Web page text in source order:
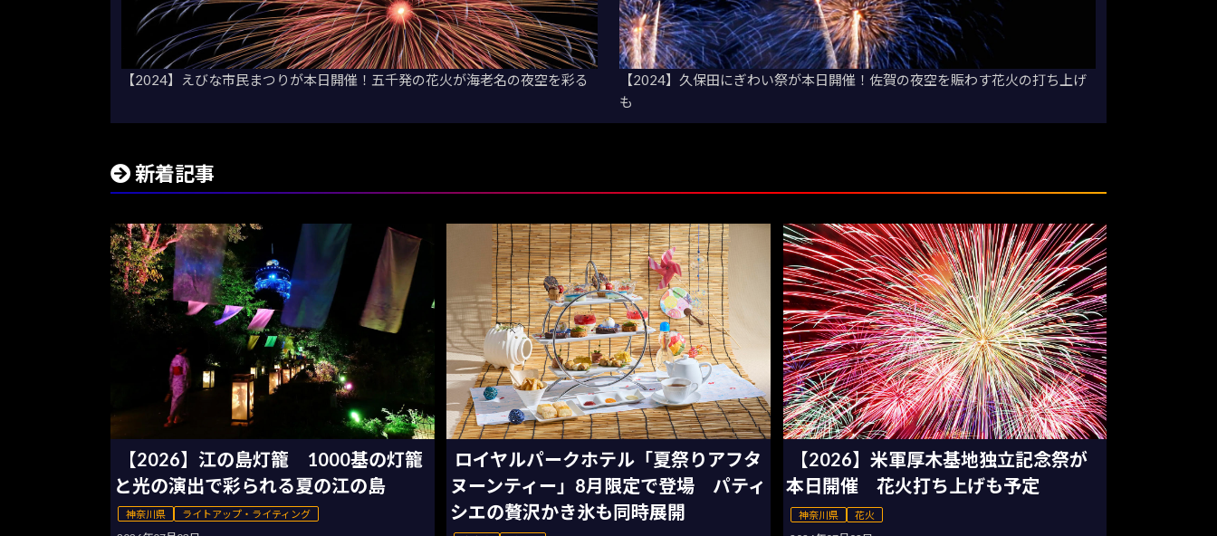
【2024】えびな市民まつりが本日開催！五千発の花火が海老名の夜空を彩る
【2024】久保田にぎわい祭が本日開催！佐賀の夜空を賑わす花火の打ち上げ
も
新着記事
【2026】江の島灯籠 1000基の灯籠
と光の演出で彩られる夏の江の島
神奈川県 ライトアップ・ライティング
ロイヤルパークホテル「夏祭りアフタ
ヌーンティー」8月限定で登場 パティ
シエの贅沢かき氷も同時展開
【2026】米軍厚木基地独立記念祭が
本日開催 花火打ち上げも予定
神奈川県 花火